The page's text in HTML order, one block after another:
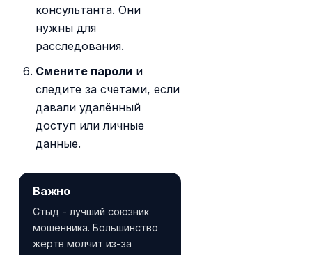
консультанта. Они
нужны для
расследования.
Смените пароли и
следите за счетами, если
давали удалённый
доступ или личные
данные.
Важно
Стыд - лучший союзник
мошенника. Большинство
жертв молчит из-за